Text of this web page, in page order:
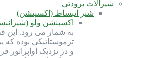
شیرآلات برودتی
شیر انبساط (اکسپنشن)
اکسپنشن ولو
ترموستاتیکی بوده که
و در نزدیک